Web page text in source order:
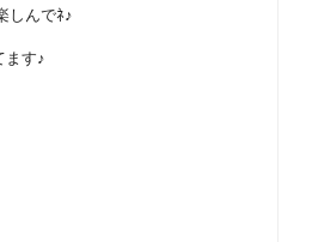
しんでﾈ♪
ます♪